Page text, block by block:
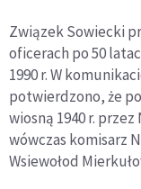
Związek Sowiecki
oficerach po 50
1990 r. W
potwierdzono, że
wiosną 1940 r.
wówczas komisarz
Wsiewołod